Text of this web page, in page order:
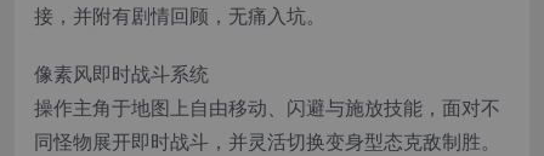
接，并附有剧情回顾，无痛入坑。
像素风即时战斗系统
操作主角于地图上自由移动、闪避与施放技能，面对不
同怪物展开即时战斗，并灵活切换变身型态克敌制胜。